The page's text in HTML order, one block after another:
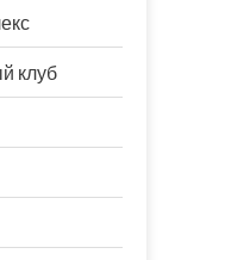
клуб